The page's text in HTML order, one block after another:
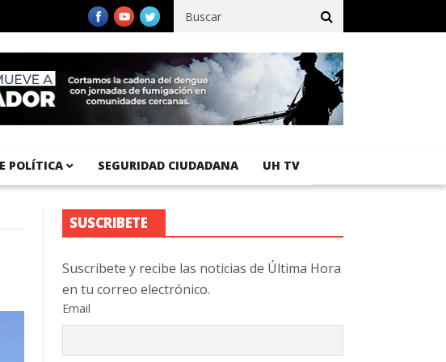
del Pacífico registra 92 % de avance en obras de terracería
POLÍTICA SEGURIDAD CIUDADANA UH TV
SUSCRIBETE
Suscribete y recibe las noticias de Última Hora
en tu correo electrónico.
Email